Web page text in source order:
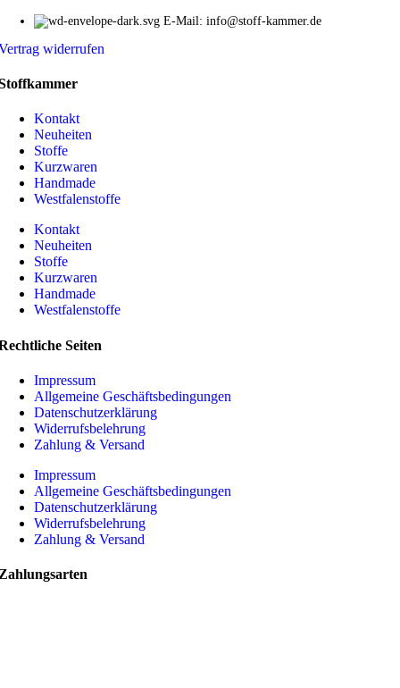
E-Mail: info@stoff-kammer.de
widerrufen
Kontakt
Neuheiten
Stoffe
Kurzwaren
Handmade
Westfalenstoffe
Kontakt
Neuheiten
Stoffe
Kurzwaren
Handmade
Westfalenstoffe
Seiten
Impressum
Allgemeine Geschäftsbedingungen
Datenschutzerklärung
Widerrufsbelehrung
Zahlung & Versand
Impressum
Allgemeine Geschäftsbedingungen
Datenschutzerklärung
Widerrufsbelehrung
Zahlung & Versand